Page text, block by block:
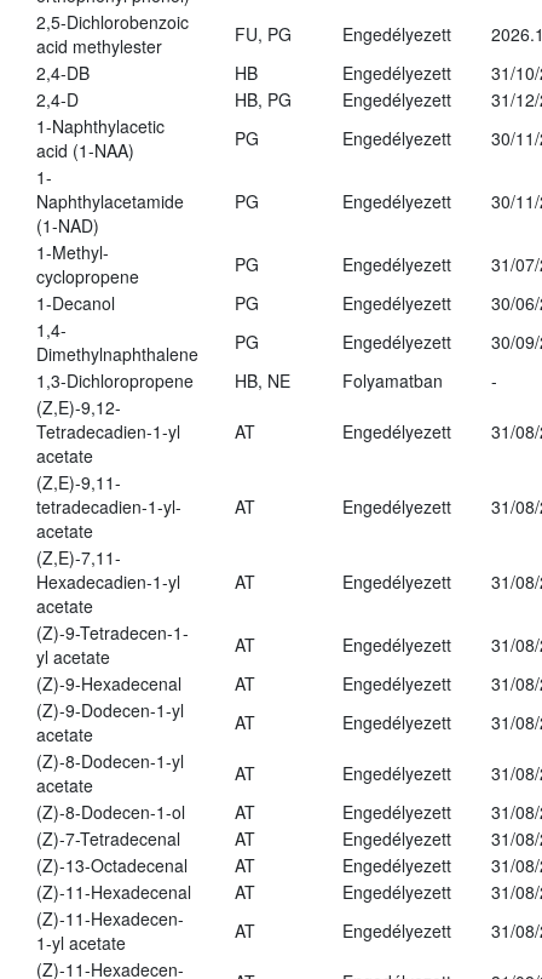
2,5-Dichlorobenzoic
acid methylester
FU, PG Engedélyezett
2,4-DB
HB Engedélyezett
31/
2,4-D
HB, PG Engedélyezett
31/
1-Naphthylacetic
acid (1-NAA)
PG Engedélyezett
30/
1-
Naphthylacetamide
(1-NAD)
PG Engedélyezett 30/
1-Methyl-
cyclopropene
PG Engedélyezett
31/
1-Decanol
PG Engedélyezett
30/
1,4-
Dimethylnaphthalene
PG Engedélyezett
30/
1,3-Dichloropropene
HB, NE Folyamatban
-
(Z,E)-9,12-
Tetradecadien-1-yl
acetate
AT Engedélyezett 31/
(Z,E)-9,11-
tetradecadien-1-yl-
acetate
AT Engedélyezett 31/
(Z,E)-7,11-
Hexadecadien-1-yl
acetate
AT Engedélyezett 31/
(Z)-9-Tetradecen-1-
yl acetate
AT Engedélyezett
31/
(Z)-9-Hexadecenal
AT Engedélyezett
31/
(Z)-9-Dodecen-1-yl
acetate
AT Engedélyezett
31/
(Z)-8-Dodecen-1-yl
acetate
AT Engedélyezett
31/
(Z)-8-Dodecen-1-ol
AT Engedélyezett
31/
(Z)-7-Tetradecenal
AT Engedélyezett
31/
(Z)-13-Octadecenal
AT Engedélyezett
31/
(Z)-11-Hexadecenal
AT Engedélyezett
31/
(Z)-11-Hexadecen-
1-yl acetate
AT Engedélyezett
31/
(Z)-11-Hexadecen-